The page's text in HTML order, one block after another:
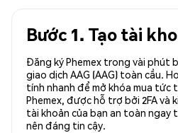
Bước 1. Tạo tài
Đăng ký Phemex trong vài phút
giao dịch AAG (AAG) toàn cầu.
tính nhanh để mở khóa mua tức
Phemex, được hỗ trợ bởi 2FA và
tài khoản của bạn an toàn ngay
nên đáng tin cậy.